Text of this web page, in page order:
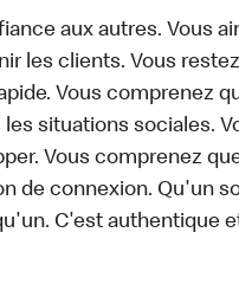
aux autres. Vous
les clients. Vous
Vous comprenez
situations sociales.
Vous comprenez
de connexion. Qu'un
C'est authentique